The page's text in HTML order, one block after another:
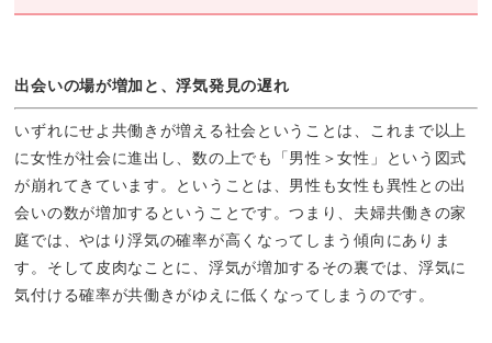
出会いの場が増加と、浮気発見の遅れ
いずれにせよ共働きが増える社会ということは、これまで以上
に女性が社会に進出し、数の上でも「男性＞女性」という図式
が崩れてきています。ということは、男性も女性も異性との出
会いの数が増加するということです。つまり、夫婦共働きの家
庭では、やはり浮気の確率が高くなってしまう傾向にありま
す。そして皮肉なことに、浮気が増加するその裏では、浮気に
気付ける確率が共働きがゆえに低くなってしまうのです。